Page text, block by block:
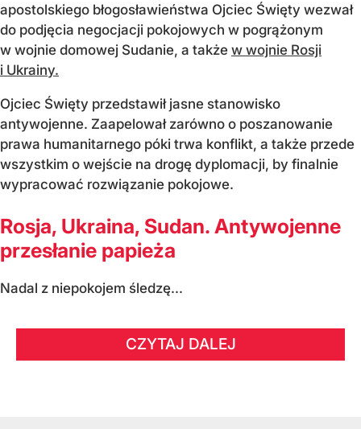
apostolskiego błogosławieństwa Ojciec Święty wezwał
do podjęcia negocjacji pokojowych w pogrążonym
w wojnie domowej Sudanie, a także w wojnie Rosji
i Ukrainy.
Ojciec Święty przedstawił jasne stanowisko
antywojenne. Zaapelował zarówno o poszanowanie
prawa humanitarnego póki trwa konflikt, a także przede
wszystkim o wejście na drogę dyplomacji, by finalnie
wypracować rozwiązanie pokojowe.
Rosja, Ukraina, Sudan. Antywojenne
przesłanie papieża
Nadal z niepokojem śledzę...
CZYTAJ DALEJ